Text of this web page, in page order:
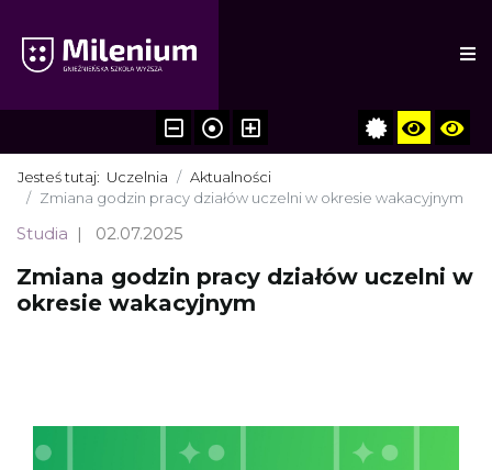
Jesteś tutaj: Uczelnia
Aktualności
Zmiana godzin pracy działów uczelni w okresie wakacyjnym
Studia 02.07.2025
Zmiana godzin pracy działów uczelni w
okresie wakacyjnym